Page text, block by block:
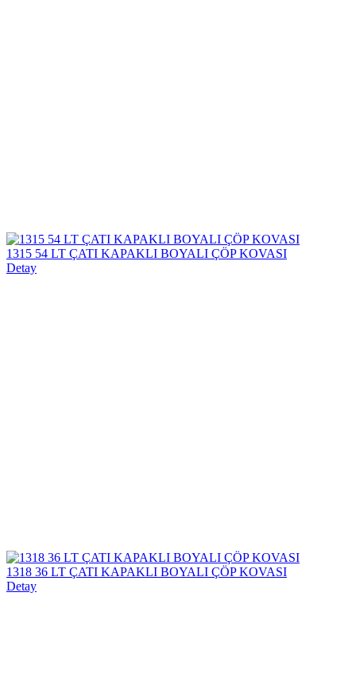
1315 54 LT ÇATI KAPAKLI BOYALI ÇÖP KOVASI
Detay
1318 36 LT ÇATI KAPAKLI BOYALI ÇÖP KOVASI
Detay